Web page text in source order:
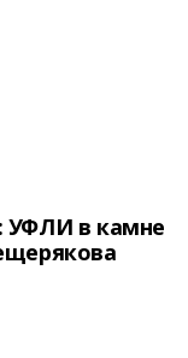
УФЛИ в камне